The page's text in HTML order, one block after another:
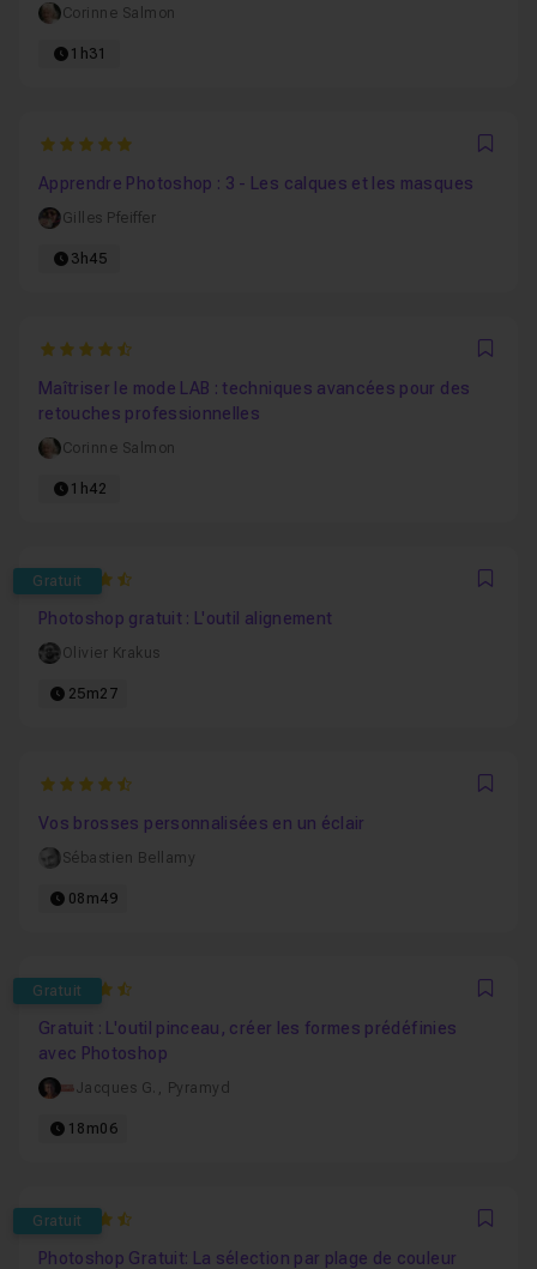
Corinne Salmon
1h31
5
Apprendre Photoshop : 3 - Les calques et les masques
Gilles Pfeiffer
3h45
4.6
Maîtriser le mode LAB : techniques avancées pour des
retouches professionnelles
Corinne Salmon
1h42
Gratuit
4.6923076923077
Photoshop gratuit : L'outil alignement
Olivier Krakus
25m27
4.3333333333333
Vos brosses personnalisées en un éclair
Sébastien Bellamy
08m49
Gratuit
4.68
Gratuit : L'outil pinceau, créer les formes prédéfinies
avec Photoshop
Jacques G. , Pyramyd
18m06
Gratuit
4.8333333333333
Photoshop Gratuit: La sélection par plage de couleur